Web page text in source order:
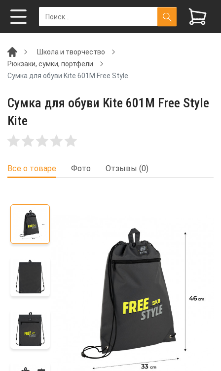
Школа и творчество
Рюкзаки, сумки, портфели
Сумка для обуви Kite 601M Free Style
Сумка для обуви Kite 601M Free Style
Kite
Все о товаре Фото Отзывы (0)